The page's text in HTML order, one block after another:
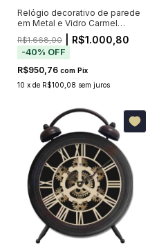
Relógio decorativo de parede
em Metal e Vidro Carmel
10x80x57cm
R$1.668,00 | R$1.000,80
-40% OFF
R$950,76 com Pix
10 x de R$100,08 sem juros